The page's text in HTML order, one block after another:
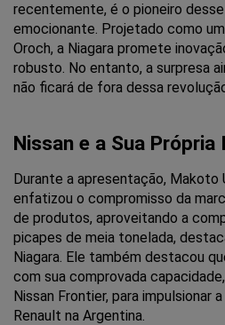
recentemente, é o pioneiro
emocionante. Projetado como
Oroch, a Niagara promete
robusto. No entanto, a surpresa
não ficará de fora dessa
Nissan e a Sua
Durante a apresentação, Makoto
enfatizou o compromisso da
de produtos, aproveitando a
picapes de meia tonelada,
Niagara. Ele também destacou
com sua comprovada
Nissan Frontier, para impulsionar
Renault na Argentina.